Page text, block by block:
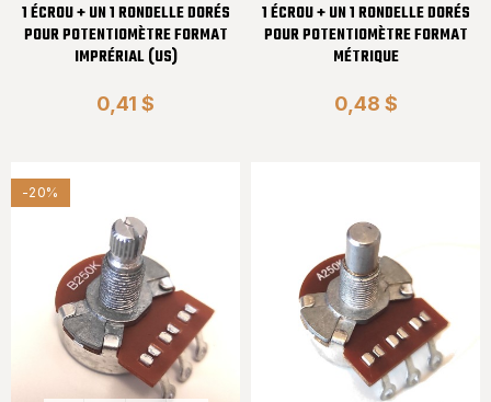
1 ÉCROU + UN 1 RONDELLE DORÉS
POUR POTENTIOMÈTRE FORMAT
IMPRÉRIAL (US)
0,41 $
1 ÉCROU + UN 1 RONDELLE DORÉS
POUR POTENTIOMÈTRE FORMAT
MÉTRIQUE
0,48 $
-20%